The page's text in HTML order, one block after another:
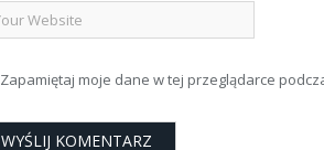
Zapamiętaj moje dane w tej przeglądarce